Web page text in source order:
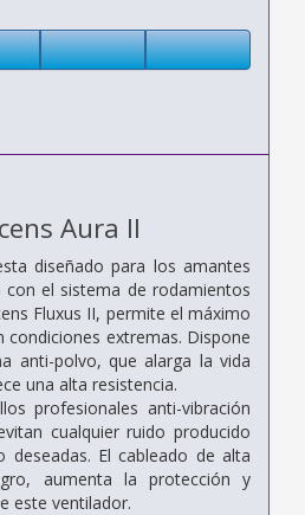
Aura II
diseñado para los amantes
con el sistema de rodamientos
Fluxus II, permite el máximo
condiciones extremas. Dispone
anti-polvo, que alarga la vida
una alta resistencia.
profesionales anti-vibración
cualquier ruido producido
deseadas. El cableado de alta
aumenta la protección y
este ventilador.